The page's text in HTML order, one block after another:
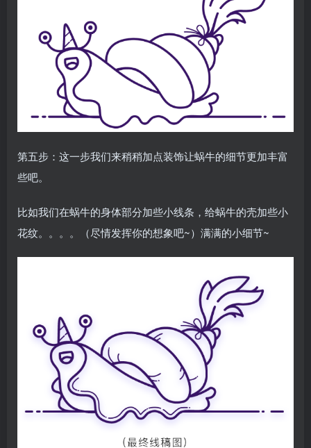
第五步：这一步我们来稍稍加点装饰让蜗牛的细节更加丰富
些吧。
比如我们在蜗牛的身体部分加些小线条，给蜗牛的壳加些小
花纹。。。。（尽情发挥你的想象吧~）满满的小细节~